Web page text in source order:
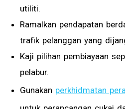
utiliti.
Ramalkan pendapatan
trafik pelanggan yang
Kaji pilihan pembiayaan
pelabur.
Gunakan perkhidmatan